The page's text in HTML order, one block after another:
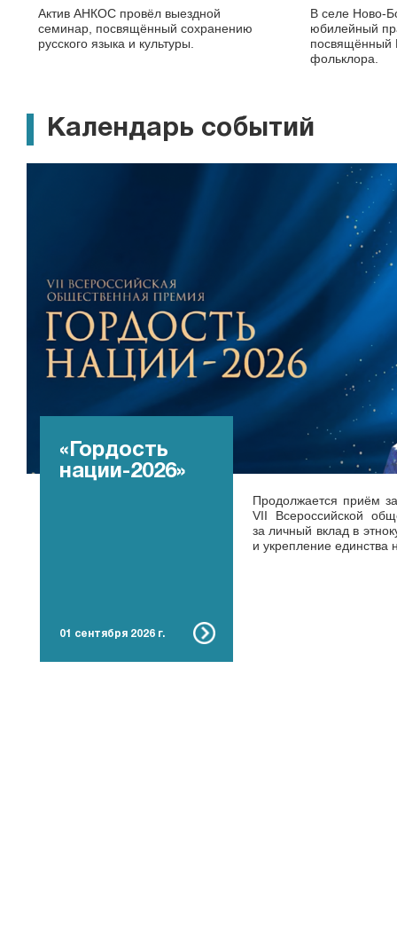
Актив АНКОС провёл выездной
семинар, посвящённый сохранению
русского языка и культуры.
В селе Ново-
юбилейный
фольклора.
Календарь событий
«Гордость
нации-2026»
01 сентября 2026 г.
Продолжается приём
VII Всероссийской
за личный вклад в
и укрепление единства